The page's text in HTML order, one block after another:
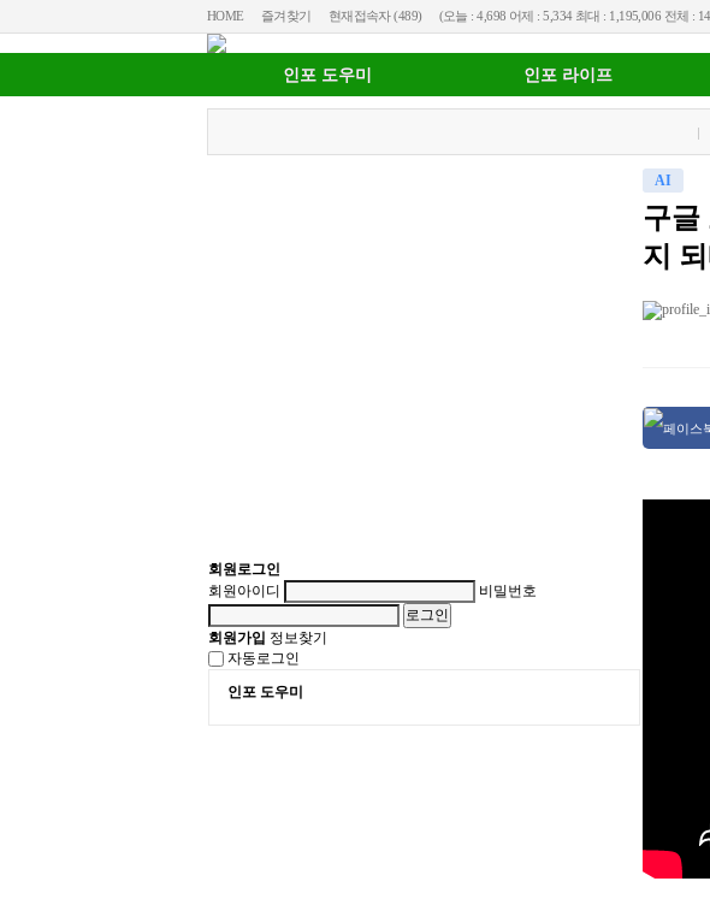
HOME 즐겨찾기 현재접속자 (489) (오늘 : 4,698 어제 : 5,334 최대 : 1,195,006 전체 :
인포 도우미 인포 라이프
회원로그인
회원아이디
비밀번호
회원가입 정보찾기
자동로그인
인포 도우미
AI
구글
지